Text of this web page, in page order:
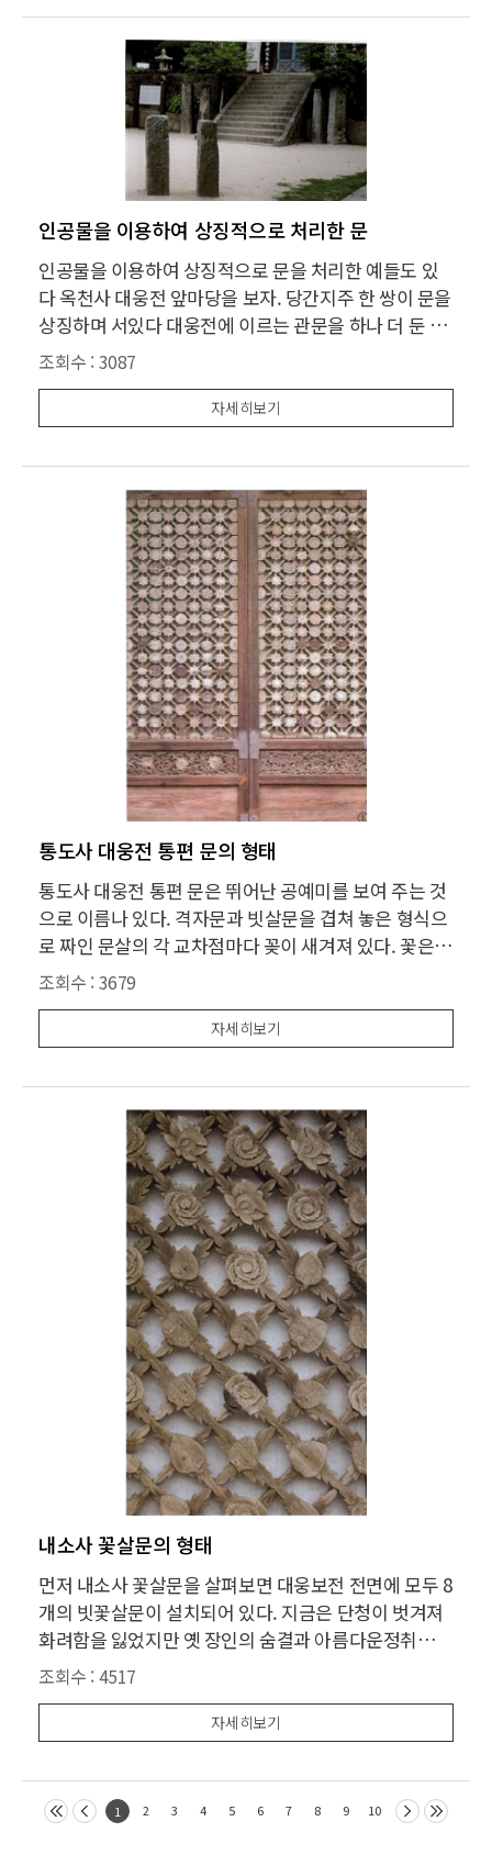
인공물을 이용하여 상징적으로 처리한 문
인공물을 이용하여 상징적으로 문을 처리한 예들도 있
다 옥천사 대웅전 앞마당을 보자. 당간지주 한 쌍이 문을
상징하며 서있다 대웅전에 이르는 관문을 하나 더 둔 처
리이다. 대웅전에 대한 집중도를 높여 주는 기능을 한다.
대웅전 앞마당으로의 진입이 우회 진입이기 때문에 당
간지주는 길목을 막고 서 있는 형국이다. 반드시 이 사이
로 지나야 되는 것은 아니다. 그러
조회수 :3087
자세히보기
통도사 대웅전 통편 문의 형태
통도사 대웅전 통편 문은 뛰어난 공예미를 보여 주는 것
으로 이름나 있다. 격자문과 빗살문을 겹쳐 놓은 형식으
로 짜인 문살의 각 교차점마다 꽂이 새겨져 있다. 꽃은
연꽃, 국화, 개념적인 꽃 등 세 종류인데, 국화꽃을 새긴
중앙의 수직 장살을 기준으로 다른 종류의 꽃을 새긴 장
살을 좌우 대칭으로 배치하고 문살 전체를 국화꽃으로
둘러썼다. 대웅전 건물에는 이
조회수 :3679
자세히보기
내소사 꽃살문의 형태
먼저 내소사 꽃살문을 살펴보면 대웅보전 전면에 모두 8
개의 빗꽃살문이 설치되어 있다. 지금은 단청이 벗겨져
화려함을 잃었지만 옛 장인의 숨결과 아름다운정취가
아직도 남아 있다. 특히 주목되는 것은 왼쪽에서 세 번째
문과 여섯 번째 문이다. 아래 부분에 10 여 개의 꽃봉오
리 그 위쪽에 활짝 핀 꽃들이 배치되어 있는 것을 볼 수
있는데, 이것은 일정한 크기의
조회수 :4517
자세히보기
1 2 3 4 5 6 7 8 9 10